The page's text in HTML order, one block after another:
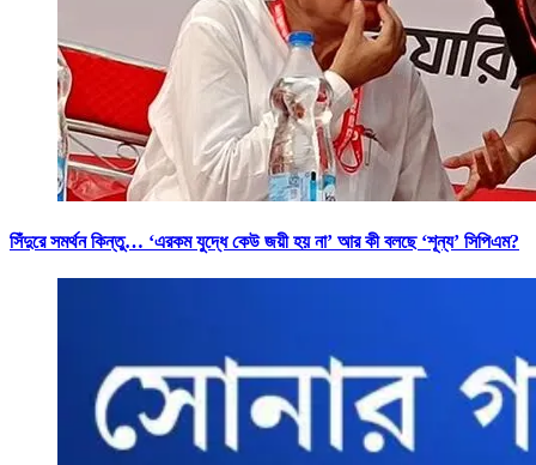
সিঁদুরে সমর্থন কিন্তু… ‘এরকম যুদ্ধে কেউ জয়ী হয় না’ আর কী বলছে ‘শূন্য’ সিপিএম?